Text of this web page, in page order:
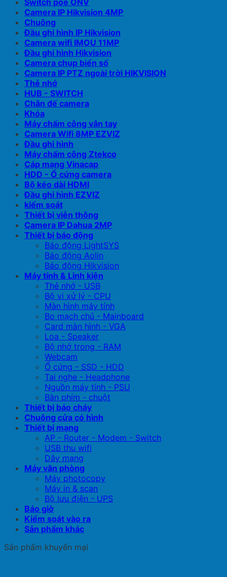
Switch poe ONV
Camera IP Hikvision 4MP
Chuông
Đầu ghi hình IP Hikvision
Camera wifi IMOU 11MP
Đầu ghi hình Hikvision
Camera chụp biển số
Camera IP PTZ ngoài trời HIKVISION
Thẻ nhớ
HUB - SWITCH
Chân đế camera
Khóa
Máy chấm công vân tay
Camera Wifi 8MP EZVIZ
Đầu ghi hình
Máy chấm công Ztekco
Cáp mạng Vinacap
HDD - Ổ cứng camera
Bộ kéo dài HDMI
Đầu ghi hình EZVIZ
kiểm soát
Thiết bị viễn thông
Camera IP Dahua 2MP
Thiết bị báo động
Báo động LightSYS
Báo động Aolin
Báo động Hikvision
Máy tính & Linh kiện
Thẻ nhớ - USB
Bộ vi xử lý - CPU
Màn hình máy tính
Bo mạch chủ - Mainboard
Card màn hình - VGA
Loa - Speaker
Bộ nhớ trong - RAM
Webcam
Ổ cứng - SSD - HDD
Tai nghe - Headphone
Nguồn máy tính - PSU
Bàn phím - chuột
Thiết bị báo cháy
Chuông cửa có hình
Thiết bị mạng
AP - Router - Modem - Switch
USB thu wifi
Dây mạng
Máy văn phòng
Máy photocopy
Máy in & scan
Bộ lưu điện - UPS
Báo giờ
Kiểm soát vào ra
Sản phẩm khác
Sản phẩm khuyến mại